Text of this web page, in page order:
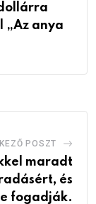
„Az anya
POSZT
maradt
és
fogadják.